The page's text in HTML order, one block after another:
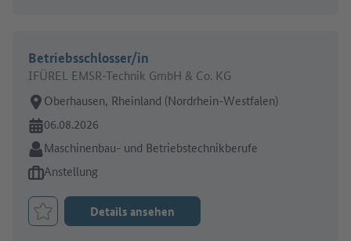
Betriebsschlosser/in
IFÜREL EMSR-Technik GmbH & Co. KG
Arbeitsort:
Oberhausen, Rheinland (Nordrhein-Westfalen)
Online seit:
06.08.2026
Branche:
Maschinenbau- und Betriebstechnikberufe
Art des Jobangebots:
Anstellung
Job merken
Details ansehen